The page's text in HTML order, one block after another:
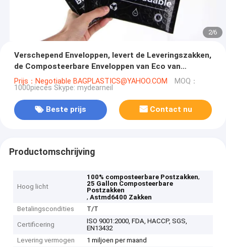
2/6
Verschepend Enveloppen, levert de Leveringszakken,
de Composteerbare Enveloppen van Eco van
Postzakken Vriendschappelijke Verpakkende
Postzakken
Prijs：Negotiable BAGPLASTICS@YAHOO.COM MOQ：
1000pieces Skype: mydearneil
Beste prijs Contact nu
Productomschrijving
Hoog licht
100% composteerbare Postzakken,
25 Gallon Composteerbare
Postzakken
,Astmd6400 Zakken
Betalingscondities
T/T
Certificering
ISO 9001:2000, FDA, HACCP, SGS,
EN13432
Levering vermogen
1 miljoen per maand